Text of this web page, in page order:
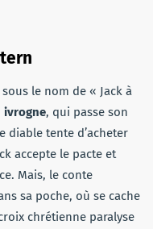
le nom de « Jack à
ivrogne, qui passe son
diable tente d’acheter
accepte le pacte et
Mais, le conte
sa poche, où se cache
chrétienne paralyse